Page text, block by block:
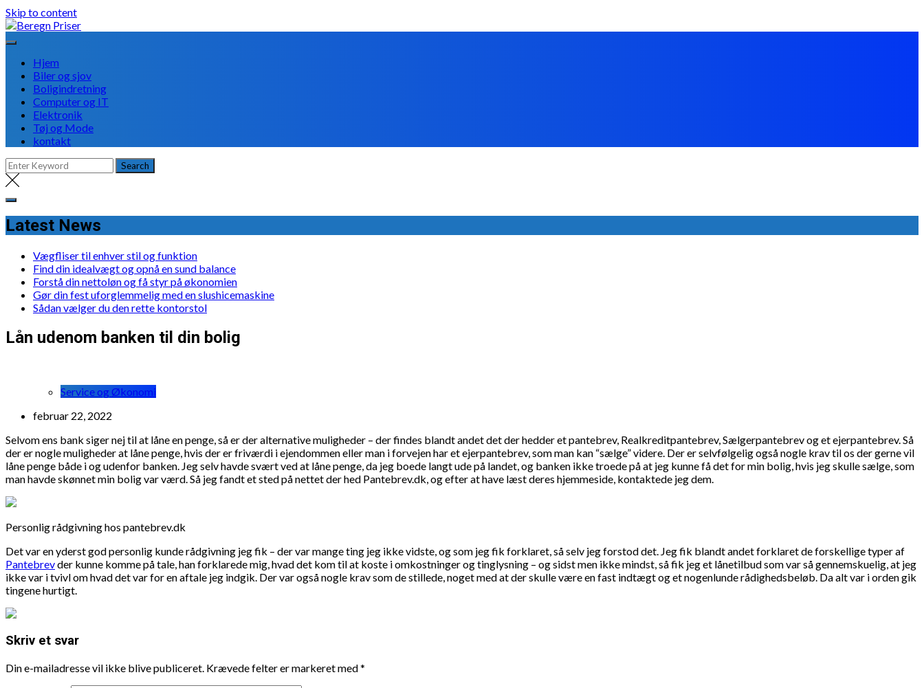
Skip to content
Hjem
Biler og sjov
Boligindretning
Computer og IT
Elektronik
Tøj og Mode
kontakt
Latest News
Vægfliser til enhver stil og funktion
Find din idealvægt og opnå en sund balance
Forstå din nettoløn og få styr på økonomien
Gør din fest uforglemmelig med en slushicemaskine
Sådan vælger du den rette kontorstol
Lån udenom banken til din bolig
Service og Økonomi
februar 22, 2022
Selvom ens bank siger nej til at låne en penge, så er der alternative muligheder – der findes blandt andet det der hedder et pantebrev, Realkreditpantebrev, Sælgerpantebrev og et ejerpantebrev. Så
der er nogle muligheder at låne penge, hvis der er friværdi i ejendommen eller man i forvejen har et ejerpantebrev, som man kan “sælge” videre. Der er selvfølgelig også nogle krav til os der gerne vil
låne penge både i og udenfor banken. Jeg selv havde svært ved at låne penge, da jeg boede langt ude på landet, og banken ikke troede på at jeg kunne få det for min bolig, hvis jeg skulle sælge, som
man havde skønnet min bolig var værd. Så jeg fandt et sted på nettet der hed Pantebrev.dk, og efter at have læst deres hjemmeside, kontaktede jeg dem.
Personlig rådgivning hos pantebrev.dk
Det var en yderst god personlig kunde rådgivning jeg fik – der var mange ting jeg ikke vidste, og som jeg fik forklaret, så selv jeg forstod det. Jeg fik blandt andet forklaret de forskellige typer af
Pantebrevder kunne komme på tale, han forklarede mig, hvad det kom til at koste i omkostninger og tinglysning – og sidst men ikke mindst, så fik jeg et lånetilbud som var så gennemskuelig, at jeg
ikke var i tvivl om hvad det var for en aftale jeg indgik. Der var også nogle krav som de stillede, noget med at der skulle være en fast indtægt og et nogenlunde rådighedsbeløb. Da alt var i orden gik
tingene hurtigt.
Skriv et svar
Din e-mailadresse vil ikke blive publiceret. Krævede felter er markeret med*